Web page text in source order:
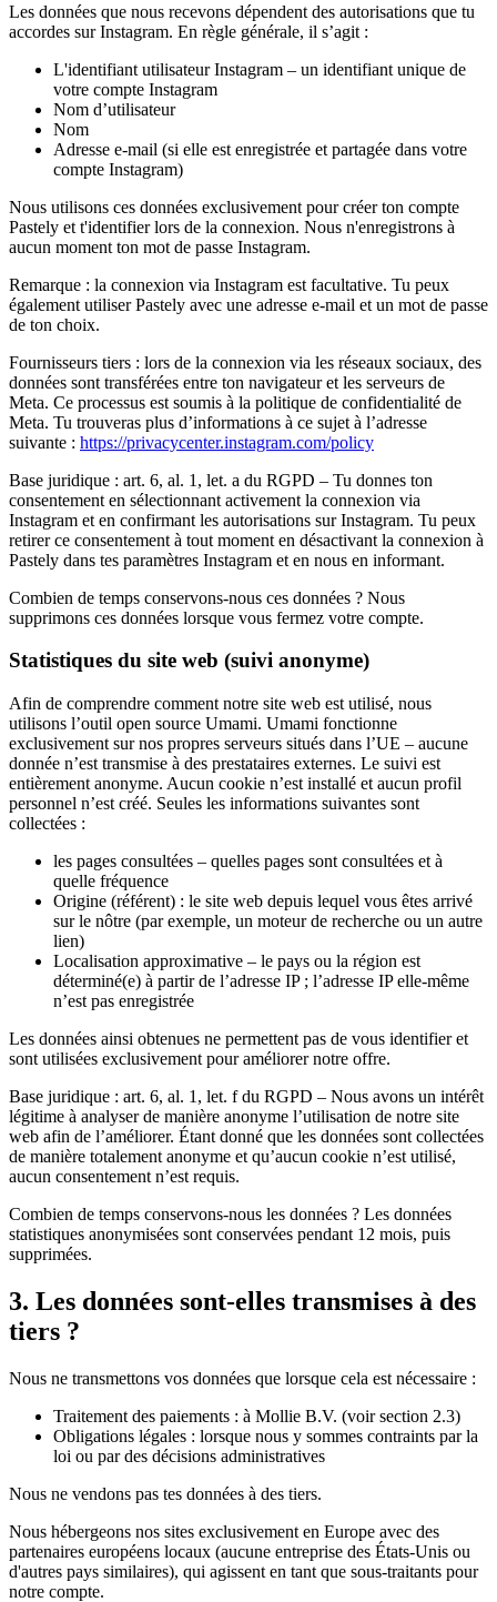
Les données que nous recevons dépendent des autorisations que tu
accordes sur Instagram. En règle générale, il s’agit :
L'identifiant utilisateur Instagram – un identifiant unique de
votre compte Instagram
Nom d’utilisateur
Nom
Adresse e-mail (si elle est enregistrée et partagée dans votre
compte Instagram)
Nous utilisons ces données exclusivement pour créer ton compte
Pastely et t'identifier lors de la connexion. Nous n'enregistrons à
aucun moment ton mot de passe Instagram.
Remarque : la connexion via Instagram est facultative. Tu peux
également utiliser Pastely avec une adresse e-mail et un mot de passe
de ton choix.
Fournisseurs tiers : lors de la connexion via les réseaux sociaux, des
données sont transférées entre ton navigateur et les serveurs de
Meta. Ce processus est soumis à la politique de confidentialité de
Meta. Tu trouveras plus d’informations à ce sujet à l’adresse
suivante : https://privacycenter.instagram.com/policy
Base juridique : art. 6, al. 1, let. a du RGPD – Tu donnes ton
consentement en sélectionnant activement la connexion via
Instagram et en confirmant les autorisations sur Instagram. Tu peux
retirer ce consentement à tout moment en désactivant la connexion à
Pastely dans tes paramètres Instagram et en nous en informant.
Combien de temps conservons-nous ces données ? Nous
supprimons ces données lorsque vous fermez votre compte.
Statistiques du site web (suivi anonyme)
Afin de comprendre comment notre site web est utilisé, nous
utilisons l’outil open source Umami. Umami fonctionne
exclusivement sur nos propres serveurs situés dans l’UE – aucune
donnée n’est transmise à des prestataires externes. Le suivi est
entièrement anonyme. Aucun cookie n’est installé et aucun profil
personnel n’est créé. Seules les informations suivantes sont
collectées :
les pages consultées – quelles pages sont consultées et à
quelle fréquence
Origine (référent) : le site web depuis lequel vous êtes arrivé
sur le nôtre (par exemple, un moteur de recherche ou un autre
lien)
Localisation approximative – le pays ou la région est
déterminé(e) à partir de l’adresse IP ; l’adresse IP elle-même
n’est pas enregistrée
Les données ainsi obtenues ne permettent pas de vous identifier et
sont utilisées exclusivement pour améliorer notre offre.
Base juridique : art. 6, al. 1, let. f du RGPD – Nous avons un intérêt
légitime à analyser de manière anonyme l’utilisation de notre site
web afin de l’améliorer. Étant donné que les données sont collectées
de manière totalement anonyme et qu’aucun cookie n’est utilisé,
aucun consentement n’est requis.
Combien de temps conservons-nous les données ? Les données
statistiques anonymisées sont conservées pendant 12 mois, puis
supprimées.
3. Les données sont-elles transmises à des
tiers ?
Nous ne transmettons vos données que lorsque cela est nécessaire :
Traitement des paiements : à Mollie B.V. (voir section 2.3)
Obligations légales : lorsque nous y sommes contraints par la
loi ou par des décisions administratives
Nous ne vendons pas tes données à des tiers.
Nous hébergeons nos sites exclusivement en Europe avec des
partenaires européens locaux (aucune entreprise des États-Unis ou
d'autres pays similaires), qui agissent en tant que sous-traitants pour
notre compte.